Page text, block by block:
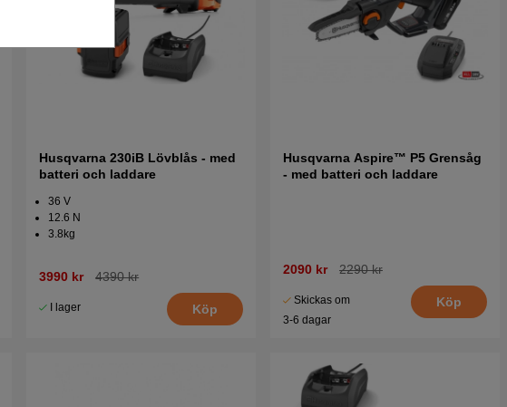
Husqvarna 230iB Lövblås - med
batteri och laddare
36 V
12.6 N
3.8kg
3990 kr 4390 kr
I lager Köp
Husqvarna Aspire™ P5 Grensåg
- med batteri och laddare
2090 kr 2290 kr
Skickas om
3-6 dagar
Köp